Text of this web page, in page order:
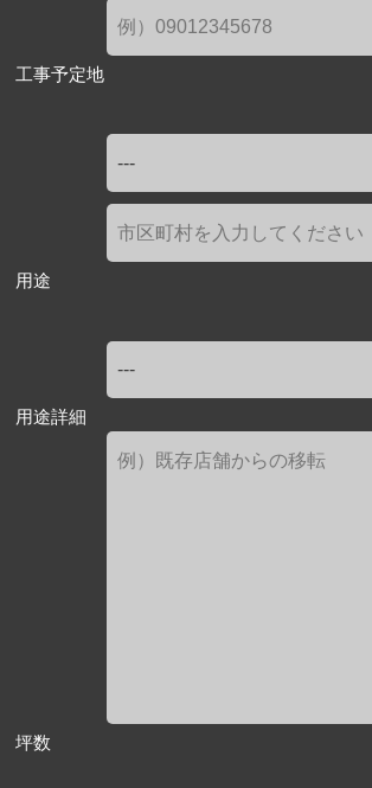
工事予定地
用途
用途詳細
坪数